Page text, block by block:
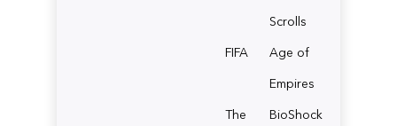
Scrolls
FIFA
Age of
Empires
The
BioShock